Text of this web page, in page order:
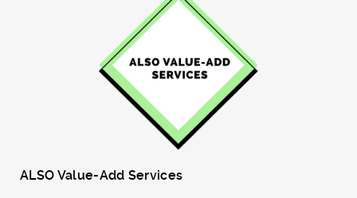
ALSO Value-Add Services